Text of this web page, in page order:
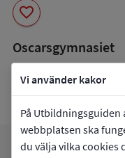
Vi använder kakor
På
webbplatsen ska
du välja vilka cookies
favorite
Oscarsgymnasiet
book_5 Inriktning som
Data saknas